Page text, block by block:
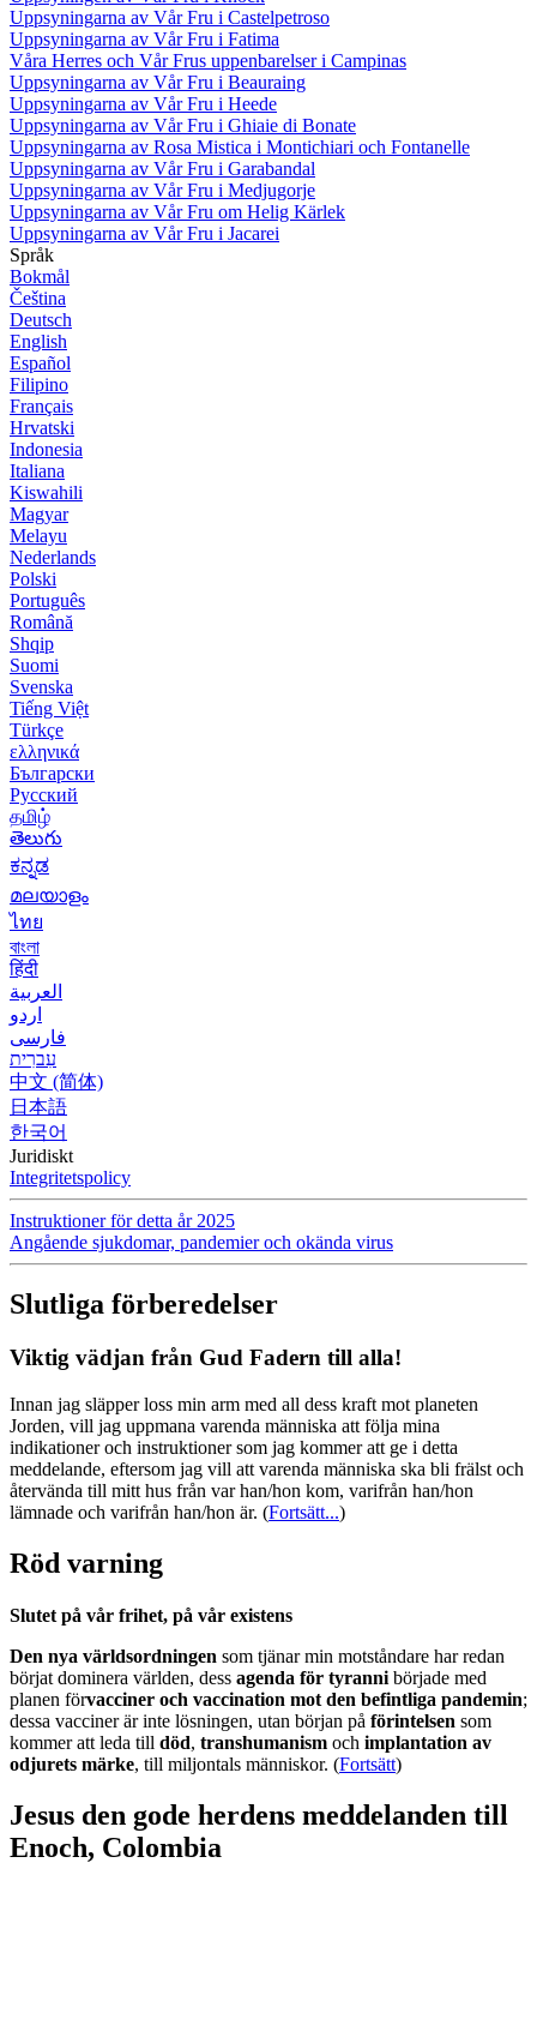
Uppsyningarna av Vår Fru i Castelpetroso
Uppsyningarna av Vår Fru i Fatima
Våra Herres och Vår Frus uppenbarelser i Campinas
Uppsyningarna av Vår Fru i Beauraing
Uppsyningarna av Vår Fru i Heede
Uppsyningarna av Vår Fru i Ghiaie di Bonate
Uppsyningarna av Rosa Mistica i Montichiari och Fontanelle
Uppsyningarna av Vår Fru i Garabandal
Uppsyningarna av Vår Fru i Medjugorje
Uppsyningarna av Vår Fru om Helig Kärlek
Uppsyningarna av Vår Fru i Jacarei
Språk
Bokmål
Čeština
Deutsch
English
Español
Filipino
Français
Hrvatski
Indonesia
Italiana
Kiswahili
Magyar
Melayu
Nederlands
Polski
Português
Română
Shqip
Suomi
Svenska
Tiếng Việt
Türkçe
ελληνικά
Български
Русский
தமிழ்
తెలుగు
ಕನ್ನಡ
മലയാളം
ไทย
বাংলা
हिंदी
العربية
اردو
فارسی
עִברִית
中文 (简体)
日本語
한국어
Juridiskt
Integritetspolicy
Instruktioner för detta år 2025
Angående sjukdomar, pandemier och okända virus
Slutliga förberedelser
Viktig vädjan från Gud Fadern till alla!
Innan jag släpper loss min arm med all dess kraft mot planeten
Jorden, vill jag uppmana varenda människa att följa mina
indikationer och instruktioner som jag kommer att ge i detta
meddelande, eftersom jag vill att varenda människa ska bli frälst och
återvända till mitt hus från var han/hon kom, varifrån han/hon
lämnade och varifrån han/hon är. (Fortsätt...)
Röd varning
Slutet på vår frihet, på vår existens
Den nya världsordningen som tjänar min motståndare har redan
börjat dominera världen, dess agenda för tyranni började med
planen förvacciner och vaccination mot den befintliga pandemin;
dessa vacciner är inte lösningen, utan början på förintelsen som
kommer att leda till död, transhumanism och implantation av
odjurets märke, till miljontals människor. (Fortsätt)
Jesus den gode herdens meddelanden till
Enoch, Colombia